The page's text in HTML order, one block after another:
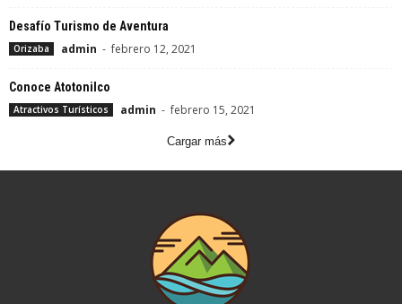
Desafío Turismo de Aventura
Orizaba admin - febrero 12, 2021
Conoce Atotonilco
Atractivos Turísticos admin - febrero 15, 2021
Cargar más